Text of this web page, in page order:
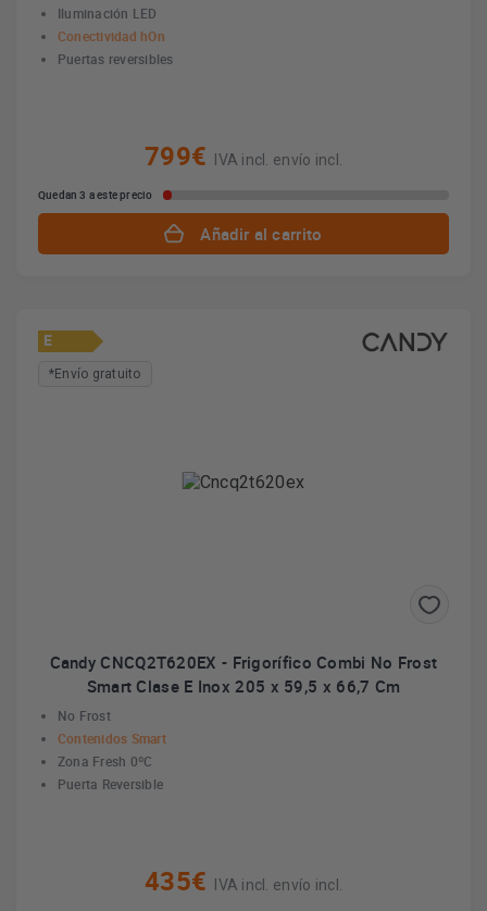
Iluminación LED
Conectividad hOn
Puertas reversibles
799€ IVA incl. envío incl.
Quedan 3 a este precio
Añadir al carrito
E
*Envío gratuito
Candy CNCQ2T620EX - Frigorífico Combi No Frost
Smart Clase E Inox 205 x 59,5 x 66,7 Cm
No Frost
Contenidos Smart
Zona Fresh 0ºC
Puerta Reversible
435€ IVA incl. envío incl.